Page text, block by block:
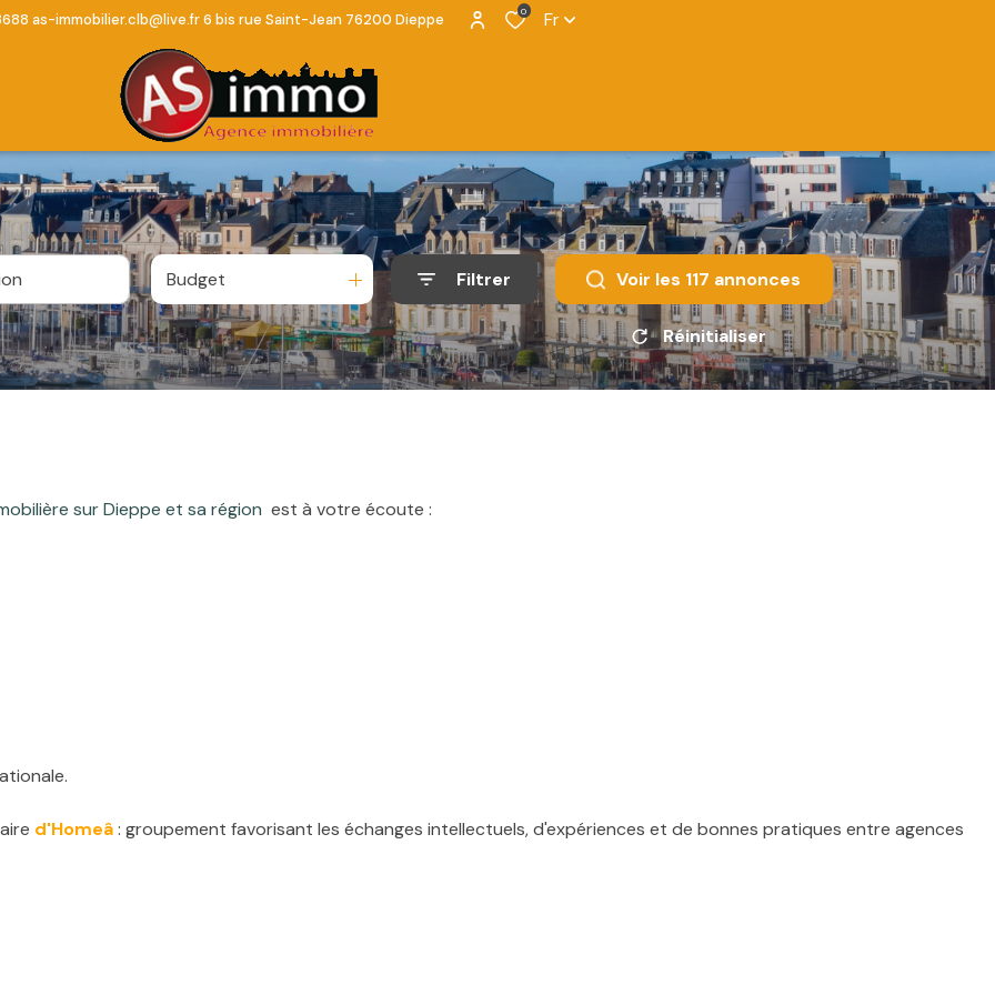
as-immobilier.clb@live.fr 6 bis rue Saint-Jean 76200 Dieppe 0 Fr
Budget Filtrer Voir les 117 annonces
Réinitialiser
sur Dieppe et sa région est à votre écoute :
d'Homeâ: groupement favorisant les échanges intellectuels, d'expériences et de bonnes pratiques entre agences